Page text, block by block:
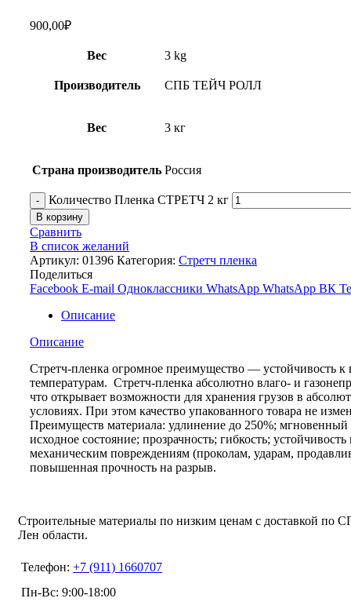
900,00₽
Вес 3 kg
Производитель СПБ ТЕЙЧ РОЛЛ
Вес 3 кг
Страна производитель Россия
Количество Пленка СТРЕТЧ 2 кг
В корзину
Сравнить
В список желаний
Артикул: 01396 Категория: Стретч пленка
Поделиться
Facebook E-mail Одноклассники WhatsApp WhatsApp ВК
Описание
Описание
Стретч-пленка огромное преимущество — устойчивость к
температурам. Стретч-пленка абсолютно влаго- и
что открывает возможности для хранения грузов в
условиях. При этом качество упакованного товара не
Преимуществ материала: удлинение до 250%; мгновенный
исходное состояние; прозрачность; гибкость; устойчивость
механическим повреждениям (проколам, ударам,
повышенная прочность на разрыв.
Строительные материалы по низким ценам с доставкой по
Лен области.
Телефон: +7 (911) 1660707
Пн-Вс: 9:00-18:00